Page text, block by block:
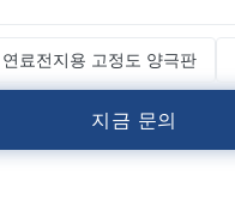
연료전지용 고정도 양극판
지금 문의